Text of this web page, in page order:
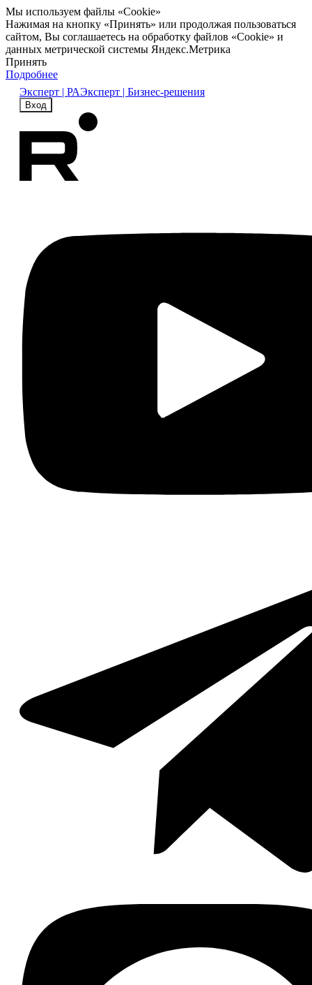
Мы используем файлы «Cookie»
Нажимая на кнопку «Принять» или продолжая пользоваться
сайтом, Вы соглашаетесь на обработку файлов «Cookie» и
данных метрической системы Яндекс.Метрика
Принять
Подробнее
Эксперт | РАЭксперт | Бизнес-решения
Вход